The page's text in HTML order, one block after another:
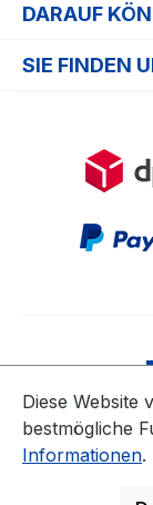
DARAUF
SIE FINDEN
* Alle
Diese Website
bestmögliche
Informationen.